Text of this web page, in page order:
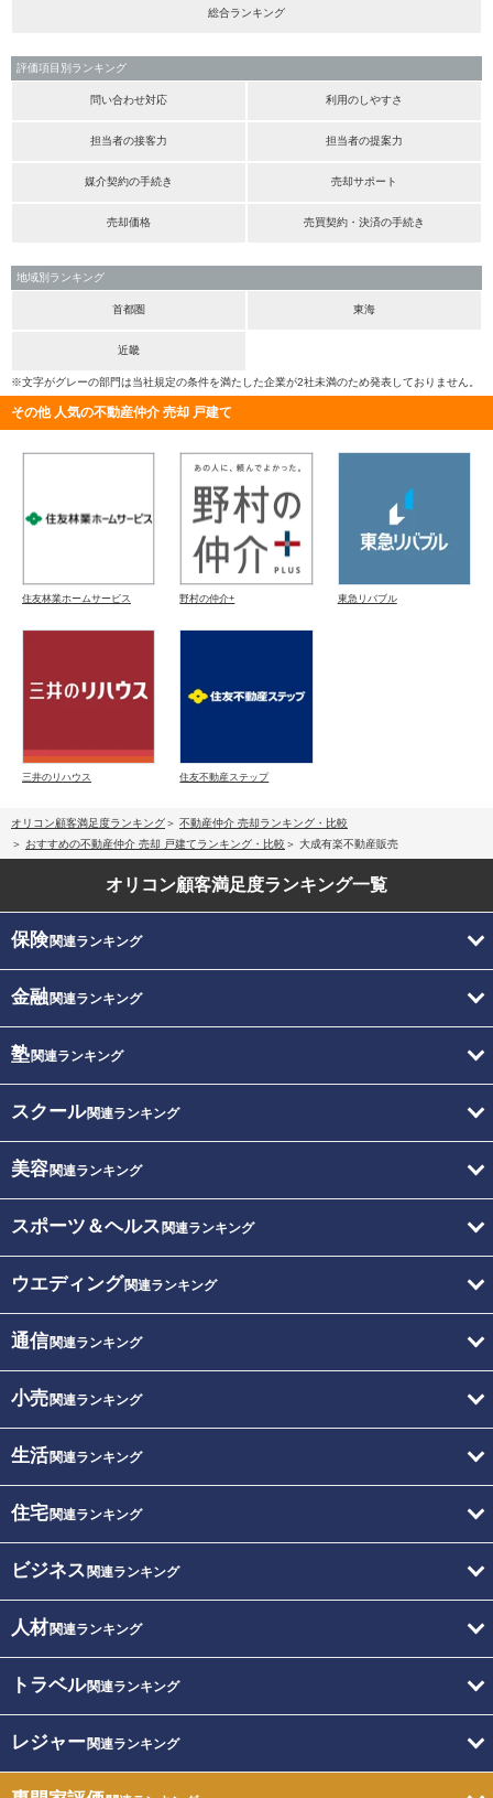
総合ランキング
評価項目別ランキング
問い合わせ対応 利用のしやすさ
担当者の接客力 担当者の提案力
媒介契約の手続き 売却サポート
売却価格 売買契約・決済の手続き
地域別ランキング
首都圏 東海
近畿
※文字がグレーの部門は当社規定の条件を満たした企業が2社未満のため発表しておりません。
その他 人気の不動産仲介 売却 戸建て
住友林業ホームサービス 野村の仲介+ 東急リバブル
三井のリハウス 住友不動産ステップ
オリコン顧客満足度ランキング
不動産仲介 売却ランキング・比較
おすすめの不動産仲介 売却 戸建てランキング・比較
大成有楽不動産販売
オリコン顧客満足度ランキング一覧
保険関連ランキング
金融関連ランキング
塾関連ランキング
スクール関連ランキング
美容関連ランキング
スポーツ＆ヘルス 関連ランキング
ウエディング関連ランキング
通信関連ランキング
小売関連ランキング
生活関連ランキング
住宅関連ランキング
ビジネス 関連ランキング
人材関連ランキング
トラベル関連ランキング
レジャー関連ランキング